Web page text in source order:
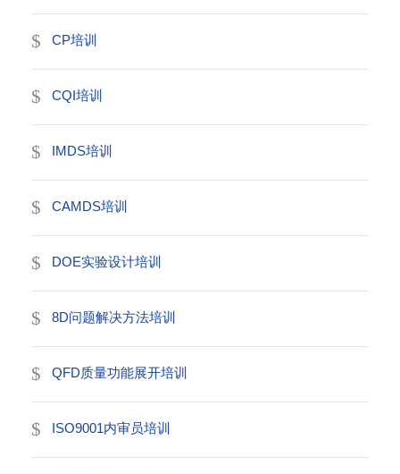
CP培训
CQI培训
IMDS培训
CAMDS培训
DOE实验设计培训
8D问题解决方法培训
QFD质量功能展开培训
ISO9001内审员培训